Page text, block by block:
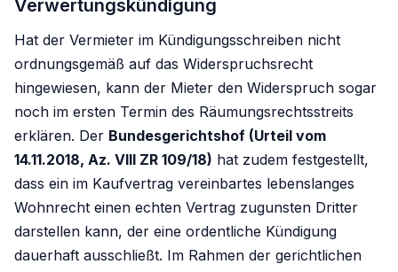
Verwertungskündigung
Hat der Vermieter im Kündigungsschreiben nicht
ordnungsgemäß auf das Widerspruchsrecht
hingewiesen, kann der Mieter den Widerspruch sogar
noch im ersten Termin des Räumungsrechtsstreits
erklären. Der Bundesgerichtshof (Urteil vom
14.11.2018, Az. VIII ZR 109/18) hat zudem festgestellt,
dass ein im Kaufvertrag vereinbartes lebenslanges
Wohnrecht einen echten Vertrag zugunsten Dritter
darstellen kann, der eine ordentliche Kündigung
dauerhaft ausschließt. Im Rahmen der gerichtlichen